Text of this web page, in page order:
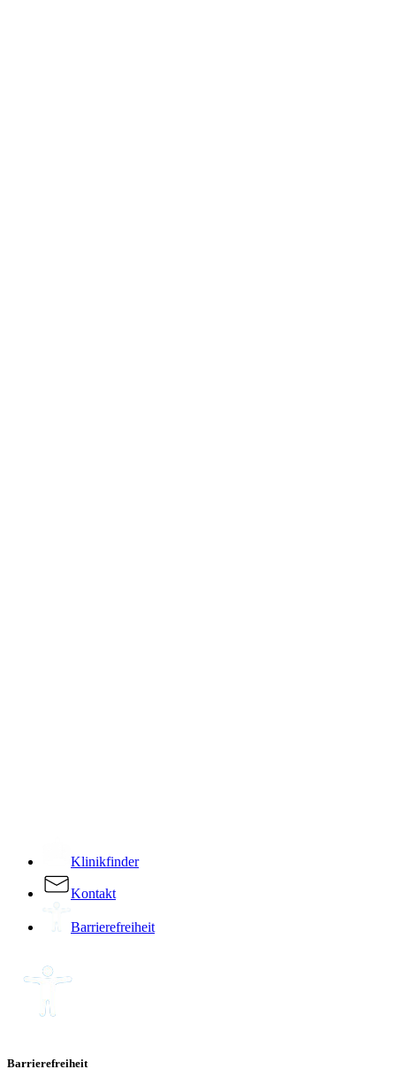
Klinikfinder
Kontakt
Barrierefreiheit
Barrierefreiheit